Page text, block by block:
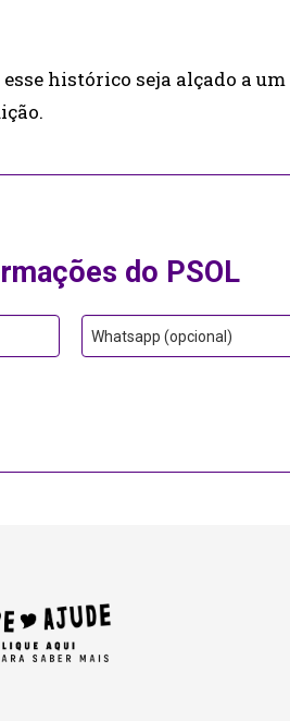
histórico seja alçado a
do PSOL
Whatsapp (opcional)